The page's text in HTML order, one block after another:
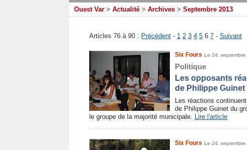
Ouest Var > Actualité > Archives > Septembre 2013
Articles 76 à 90 : Précédent - 1 2 3 4 5 6 7 - Suivant
Six Fours Le 24. septembre
Politique
Les opposants
de Philippe Guinet
Les réactions
de Philippe Guinet du
le groupe de la majorité municipale. Lire l'article
Six Fours Le 24. septembre